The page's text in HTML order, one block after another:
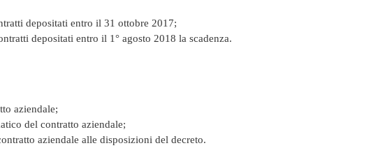
depositati entro il 31 ottobre 2017;
depositati entro il 1° agosto 2018 la scadenza.
aziendale;
del contratto aziendale;
aziendale alle disposizioni del decreto.